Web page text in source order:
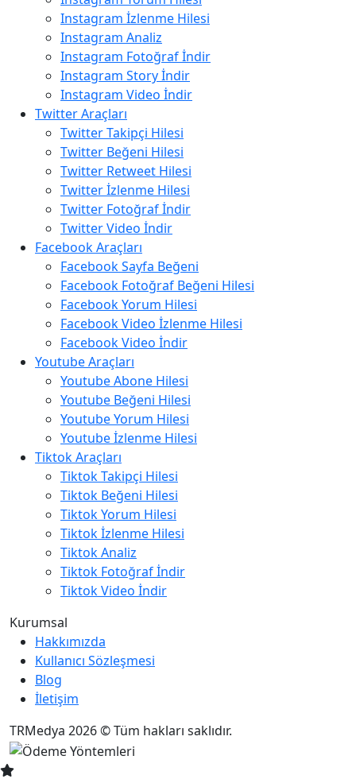
Instagram İzlenme Hilesi
Instagram Analiz
Instagram Fotoğraf İndir
Instagram Story İndir
Instagram Video İndir
Twitter Araçları
Twitter Takipçi Hilesi
Twitter Beğeni Hilesi
Twitter Retweet Hilesi
Twitter İzlenme Hilesi
Twitter Fotoğraf İndir
Twitter Video İndir
Facebook Araçları
Facebook Sayfa Beğeni
Facebook Fotoğraf Beğeni Hilesi
Facebook Yorum Hilesi
Facebook Video İzlenme Hilesi
Facebook Video İndir
Youtube Araçları
Youtube Abone Hilesi
Youtube Beğeni Hilesi
Youtube Yorum Hilesi
Youtube İzlenme Hilesi
Tiktok Araçları
Tiktok Takipçi Hilesi
Tiktok Beğeni Hilesi
Tiktok Yorum Hilesi
Tiktok İzlenme Hilesi
Tiktok Analiz
Tiktok Fotoğraf İndir
Tiktok Video İndir
Kurumsal
Hakkımızda
Kullanıcı Sözleşmesi
Blog
İletişim
TRMedya 2026 © Tüm hakları saklıdır.